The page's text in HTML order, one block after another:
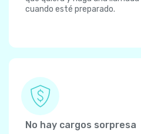
cuando esté preparado.
No hay cargos sorpresa